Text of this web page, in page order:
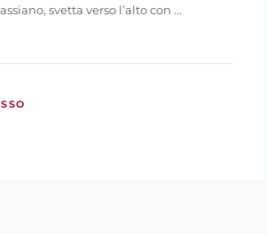
svetta verso l’alto con ...